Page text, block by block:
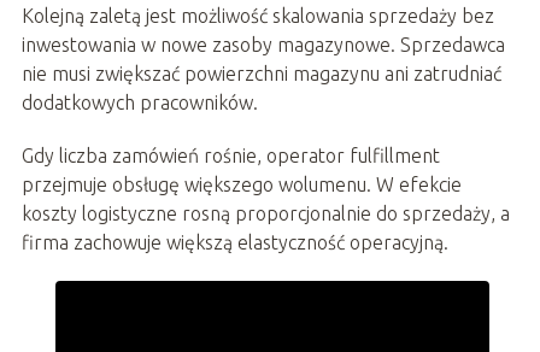
Kolejną zaletą jest możliwość skalowania sprzedaży bez
inwestowania w nowe zasoby magazynowe. Sprzedawca
nie musi zwiększać powierzchni magazynu ani zatrudniać
dodatkowych pracowników.
Gdy liczba zamówień rośnie, operator fulfillment
przejmuje obsługę większego wolumenu. W efekcie
koszty logistyczne rosną proporcjonalnie do sprzedaży, a
firma zachowuje większą elastyczność operacyjną.